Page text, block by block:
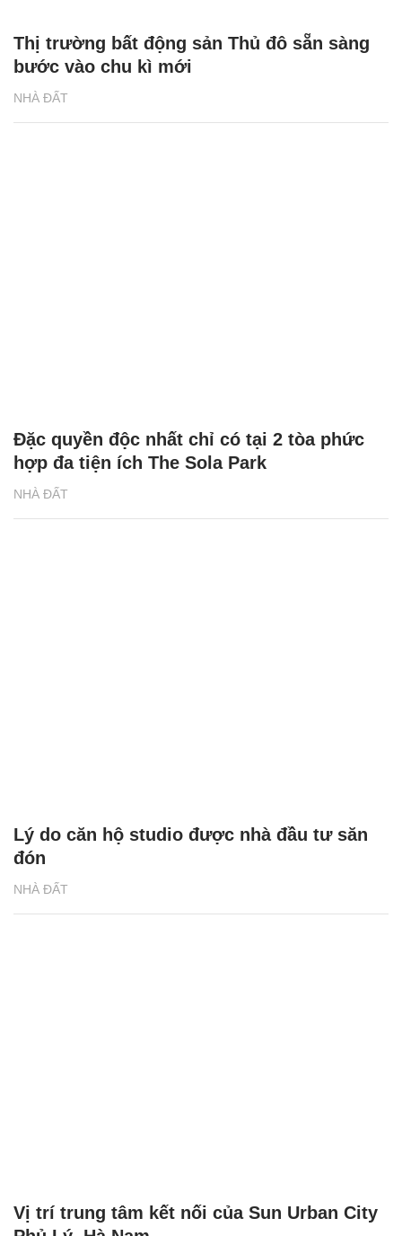
NHÀ ĐẤT
Thị trường bất động sản Thủ đô sẵn sàng
bước vào chu kì mới
NHÀ ĐẤT
Đặc quyền độc nhất chỉ có tại 2 tòa phức
hợp đa tiện ích The Sola Park
NHÀ ĐẤT
Lý do căn hộ studio được nhà đầu tư săn
đón
Vị trí trung tâm kết nối của Sun Urban City